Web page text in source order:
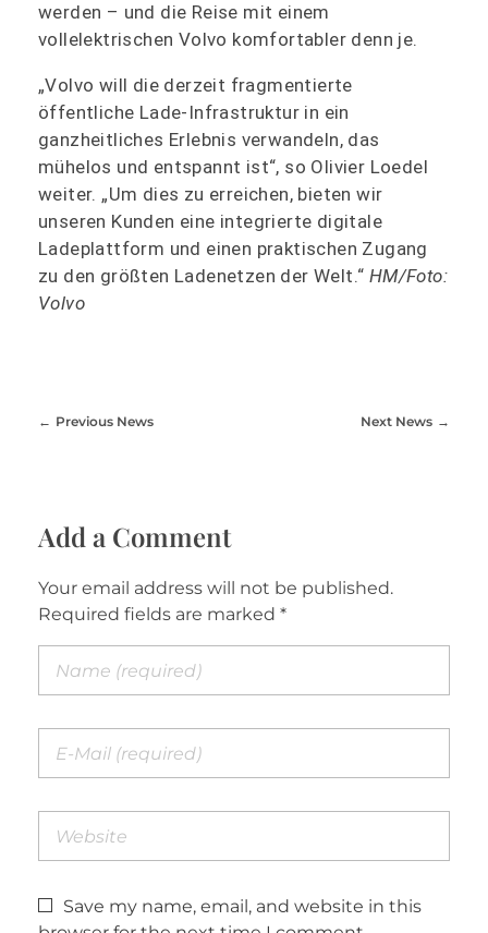
werden – und die Reise mit einem
vollelektrischen Volvo komfortabler denn je.
„Volvo will die derzeit fragmentierte
öffentliche Lade-Infrastruktur in ein
ganzheitliches Erlebnis verwandeln, das
mühelos und entspannt ist“, so Olivier Loedel
weiter. „Um dies zu erreichen, bieten wir
unseren Kunden eine integrierte digitale
Ladeplattform und einen praktischen Zugang
zu den größten Ladenetzen der Welt.“ HM/Foto:
Volvo
Previous News Next News
Add a Comment
Your email address will not be published.
Required fields are marked *
Save my name, email, and website in this